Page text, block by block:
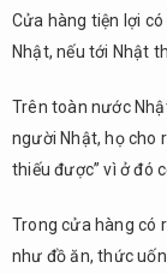
Cửa hàng tiện lợi
Nhật, nếu tới Nhật
Trên toàn nước
người Nhật, họ cho
thiếu được” vì ở đó
Trong cửa hàng có
như đồ ăn, thức